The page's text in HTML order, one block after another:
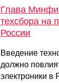
Глава
техсбора на
России
Введение
должно
электроники в